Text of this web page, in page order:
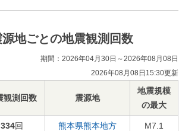
源地ごとの地震観測回数
期間：2026年04月30日～2026年08月08日
2026年08月08日15:30更新
観測回数 震源地
地震規模
の最大
334回 熊本県熊本地方 M7.1